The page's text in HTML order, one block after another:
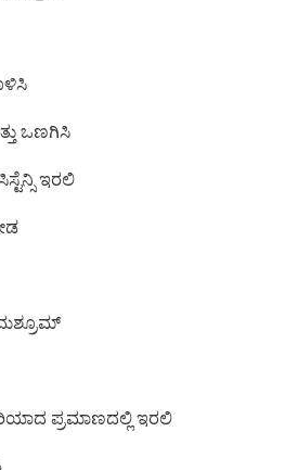
ಒಣಗಿಸಿ
ಇರಲಿ
ಮಶ್ರೂಮ್
ಪ್ರಮಾಣದಲ್ಲಿ ಇರಲಿ